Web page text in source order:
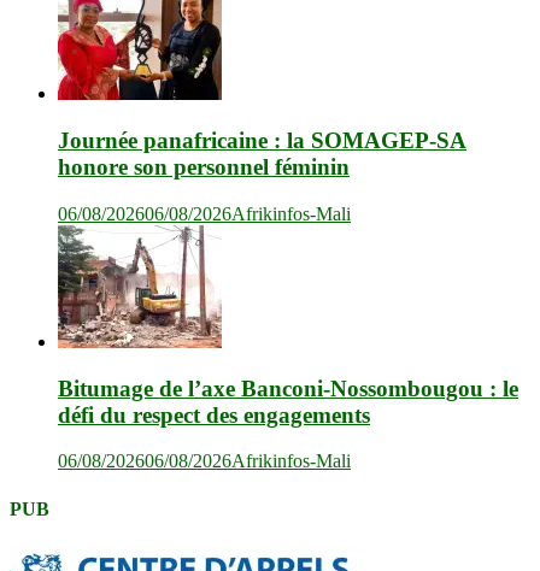
Journée panafricaine : la SOMAGEP-SA
honore son personnel féminin
06/08/202606/08/2026Afrikinfos-Mali
Bitumage de l’axe Banconi-Nossombougou : le
défi du respect des engagements
06/08/202606/08/2026Afrikinfos-Mali
PUB